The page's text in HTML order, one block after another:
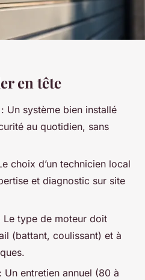
en tête
: Un système bien installé
au quotidien, sans
choix d’un technicien local
et diagnostic sur site
Le type de moteur doit
(battant, coulissant) et à
: Un entretien annuel (80 à